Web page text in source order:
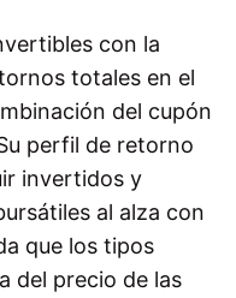
con la
totales en el
del cupón
perfil de retorno
invertidos y
al alza con
que los tipos
del precio de las